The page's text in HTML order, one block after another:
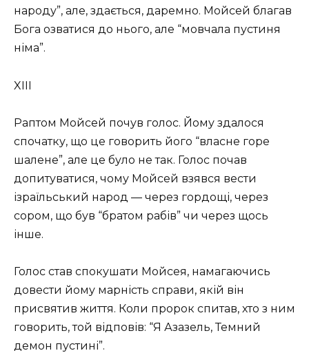
народу”, але, здається, даремно. Мойсей благав
Бога озватися до нього, але “мовчала пустиня
німа”.
XIII
Раптом Мойсей почув голос. Йому здалося
спочатку, що це говорить його “власне горе
шалене”, але це було не так. Голос почав
допитуватися, чому Мойсей взявся вести
ізраїльський народ — через гордощі, через
сором, що був “братом рабів” чи через щось
інше.
Голос став спокушати Мойсея, намагаючись
довести йому марність справи, якій він
присвятив життя. Коли пророк спитав, хто з ним
говорить, той відповів: “Я Азазель, Темний
демон пустині”.